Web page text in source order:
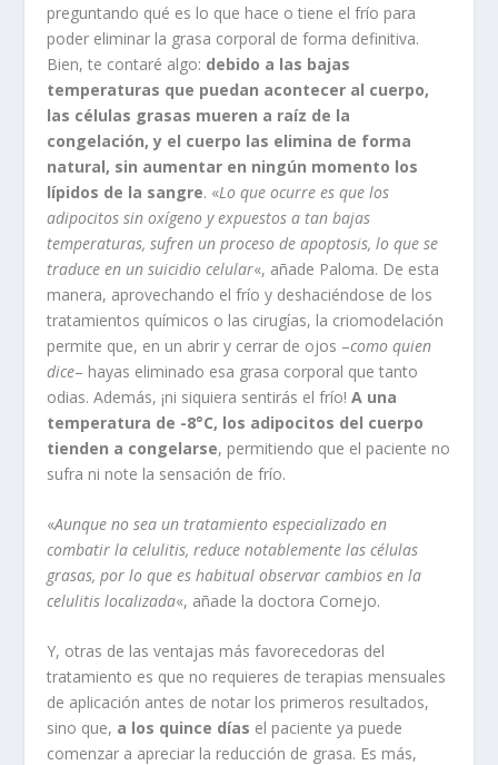
preguntando qué es lo que hace o tiene el frío para
poder eliminar la grasa corporal de forma definitiva.
Bien, te contaré algo: debido a las bajas
temperaturas que puedan acontecer al cuerpo,
las células grasas mueren a raíz de la
congelación, y el cuerpo las elimina de forma
natural, sin aumentar en ningún momento los
lípidos de la sangre. «Lo que ocurre es que los
adipocitos sin oxígeno y expuestos a tan bajas
temperaturas, sufren un proceso de apoptosis, lo que se
traduce en un suicidio celular«, añade Paloma. De esta
manera, aprovechando el frío y deshaciéndose de los
tratamientos químicos o las cirugías, la criomodelación
permite que, en un abrir y cerrar de ojos –como quien
dice– hayas eliminado esa grasa corporal que tanto
odias. Además, ¡ni siquiera sentirás el frío!A una
temperatura de -8°C, los adipocitos del cuerpo
tienden a congelarse, permitiendo que el paciente no
sufra ni note la sensación de frío.
«Aunque no sea un tratamiento especializado en
combatir la celulitis, reduce notablemente las células
grasas, por lo que es habitual observar cambios en la
celulitis localizada«, añade la doctora Cornejo.
Y, otras de las ventajas más favorecedoras del
tratamiento es que no requieres de terapias mensuales
de aplicación antes de notar los primeros resultados,
sino que, a los quince días el paciente ya puede
comenzar a apreciar la reducción de grasa. Es más,